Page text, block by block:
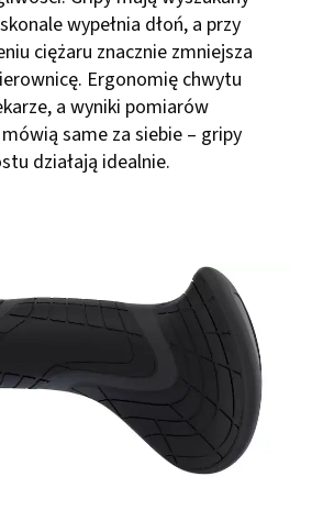
wypełnia dłoń, a przy
ciężaru znacznie zmniejsza
Ergonomię chwytu
a wyniki pomiarów
same za siebie – gripy
działają idealnie.